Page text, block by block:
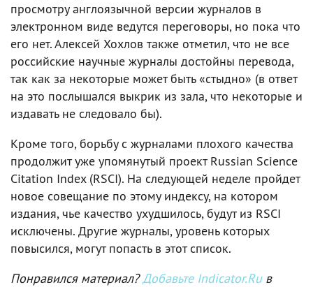
просмотру англоязычной версии журналов в
электронном виде ведутся переговоры, но пока что
его нет. Алексей Хохлов также отметил, что не все
российские научные журналы достойны перевода,
так как за некоторые может быть «стыдно» (в ответ
на это послышался выкрик из зала, что некоторые и
издавать не следовало бы).
Кроме того, борьбу с журналами плохого качества
продолжит уже упомянутый проект Russian Science
Citation Index (RSCI). На следующей неделе пройдет
новое совещание по этому индексу, на котором
издания, чье качество ухудшилось, будут из RSCI
исключены. Другие журналы, уровень которых
повысился, могут попасть в этот список.
Понравился материал?Добавьте Indicator.Ruв